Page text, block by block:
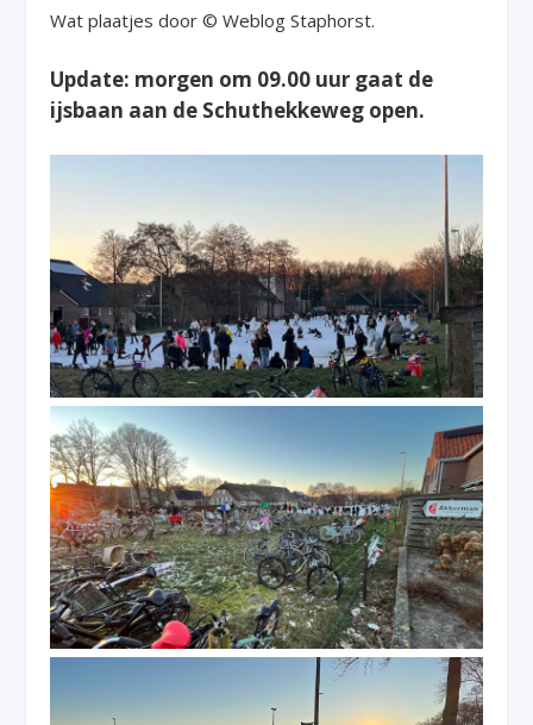
Wat plaatjes door © Weblog Staphorst.
Update: morgen om 09.00 uur gaat de
ijsbaan aan de Schuthekkeweg open.